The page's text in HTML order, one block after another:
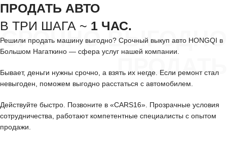
СРОЧНО ВЫГОДНО
ПРОДАТЬ
ПРОДАТЬ АВТО
В ТРИ ШАГА ~ 1 ЧАС.
Решили продать машину выгодно? Срочный выкуп авто HONGQI в
Большом Нагаткино — сфера услуг нашей компании.
Бывает, деньги нужны срочно, а взять их негде. Если ремонт стал
невыгоден, поможем выгодно расстаться с автомобилем.
Действуйте быстро. Позвоните в «CARS16». Прозрачные условия
сотрудничества, работают компетентные специалисты с опытом
продажи.